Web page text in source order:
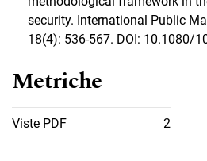
security. International Public
18(4): 536-567. DOI: 10.1080/
Metriche
Viste PDF 2